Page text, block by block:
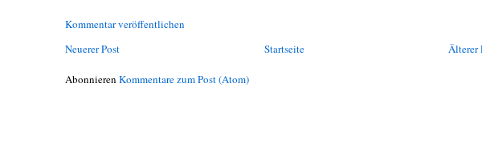
Kommentar veröffentlichen
Neuerer Post
Älterer
Startseite
Abonnieren Kommentare zum Post (Atom)